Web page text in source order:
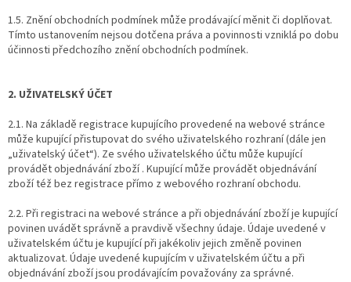
1.5. Znění obchodních podmínek může prodávající měnit či doplňovat.
Tímto ustanovením nejsou dotčena práva a povinnosti vzniklá po dobu
účinnosti předchozího znění obchodních podmínek.
2. UŽIVATELSKÝ ÚČET
2.1. Na základě registrace kupujícího provedené na webové stránce
může kupující přistupovat do svého uživatelského rozhraní (dále jen
„uživatelský účet“). Ze svého uživatelského účtu může kupující
provádět objednávání zboží . Kupující může provádět objednávání
zboží též bez registrace přímo z webového rozhraní obchodu.
2.2. Při registraci na webové stránce a při objednávání zboží je kupující
povinen uvádět správně a pravdivě všechny údaje. Údaje uvedené v
uživatelském účtu je kupující při jakékoliv jejich změně povinen
aktualizovat. Údaje uvedené kupujícím v uživatelském účtu a při
objednávání zboží jsou prodávajícím považovány za správné.